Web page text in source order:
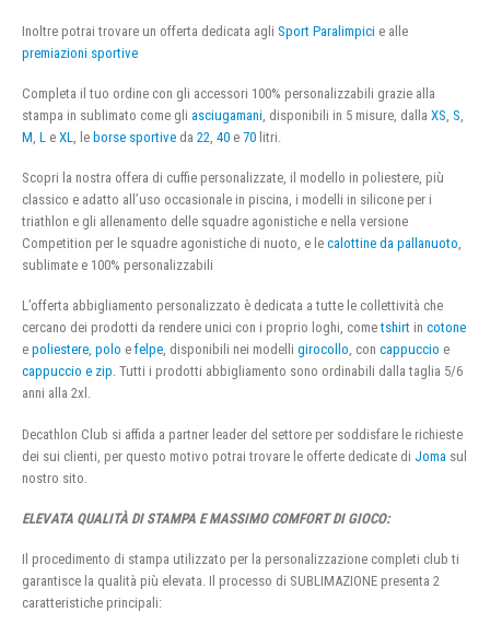
Inoltre potrai trovare un offerta dedicata agli Sport Paralimpici e alle
premiazioni sportive
Completa il tuo ordine con gli accessori 100% personalizzabili grazie alla
stampa in sublimato come gli asciugamani , disponibili in 5 misure, dalla XS S
M L e XL , le borse sportive da 22 40 e 70 litri.
Scopri la nostra offera di cuffie personalizzate, il modello in poliestere, più
classico e adatto all’uso occasionale in piscina, i modelli in silicone per i
triathlon e gli allenamento delle squadre agonistiche e nella versione
Competition per le squadre agonistiche di nuoto, e le calottine da pallanuoto,
sublimate e 100% personalizzabili
L’offerta abbigliamento personalizzato è dedicata a tutte le collettività che
cercano dei prodotti da rendere unici con i proprio loghi, cometshirt in cotone
e poliestere, polo e felpe, disponibili nei modelli girocollo, con cappuccio e
cappuccio e zip. Tutti i prodotti abbigliamento sono ordinabili dalla taglia 5/6
anni alla 2xl.
Decathlon Club si affida a partner leader del settore per soddisfare le richieste
dei sui clienti, per questo motivo potrai trovare le offerte dedicate di Joma sul
nostro sito.
ELEVATA QUALITÀ DI STAMPA E MASSIMO COMFORT DI GIOCO:
Il procedimento di stampa utilizzato per la personalizzazione completi club ti
garantisce la qualità più elevata. Il processo di SUBLIMAZIONE presenta 2
caratteristiche principali: